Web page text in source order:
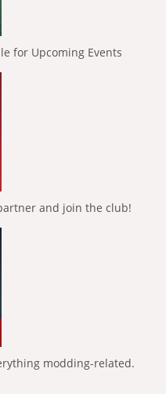
for Upcoming Events
and join the club!
modding-related.